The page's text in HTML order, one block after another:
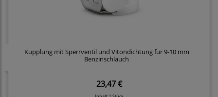
Kupplung mit Sperrventil und Vitondichtung für 9-10 mm
Benzinschlauch
23,47 €